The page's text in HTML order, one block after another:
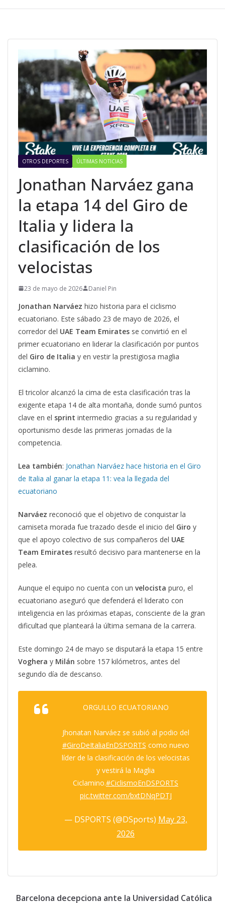
OTROS DEPORTES ÚLTIMAS NOTICIAS
Jonathan Narváez gana
la etapa 14 del Giro de
Italia y lidera la
clasificación de los
velocistas
23 de mayo de 2026 Daniel Pin
Jonathan Narváez hizo historia para el ciclismo
ecuatoriano. Este sábado 23 de mayo de 2026, el
corredor del UAE Team Emirates se convirtió en el
primer ecuatoriano en liderar la clasificación por puntos
del Giro de Italia y en vestir la prestigiosa maglia
ciclamino.
El tricolor alcanzó la cima de esta clasificación tras la
exigente etapa 14 de alta montaña, donde sumó puntos
clave en el sprint intermedio gracias a su regularidad y
oportunismo desde las primeras jornadas de la
competencia.
Lea también: Jonathan Narváez hace historia en el Giro
de Italia al ganar la etapa 11: vea la llegada del
ecuatoriano
Narváez reconoció que el objetivo de conquistar la
camiseta morada fue trazado desde el inicio del Giro y
que el apoyo colectivo de sus compañeros del UAE
Team Emirates resultó decisivo para mantenerse en la
pelea.
Aunque el equipo no cuenta con un velocista puro, el
ecuatoriano aseguró que defenderá el liderato con
inteligencia en las próximas etapas, consciente de la gran
dificultad que planteará la última semana de la carrera.
Este domingo 24 de mayo se disputará la etapa 15 entre
Voghera y Milán sobre 157 kilómetros, antes del
segundo día de descanso.
ORGULLO ECUATORIANO
Jhonatan Narváez se subió al podio del
#GiroDeItaliaEnDSPORTS como nuevo
líder de la clasificación de los velocistas
y vestirá la Maglia
Ciclamino.#CiclismoEnDSPORTS
pic.twitter.com/bxtDNqPDTJ
— DSPORTS (@DSports) May 23,
2026
Barcelona decepciona ante la Universidad Católica